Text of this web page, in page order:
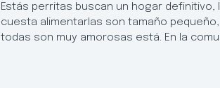
Estás perritas buscan un hogar
cuesta alimentarlas son tamaño
todas son muy amorosas está. En la